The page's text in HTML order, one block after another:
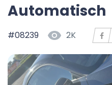
Automatisch
#08239 2K